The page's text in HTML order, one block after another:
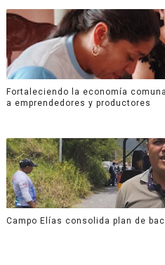
Fortaleciendo la economía
a emprendedores y productores
Campo Elías consolida plan de